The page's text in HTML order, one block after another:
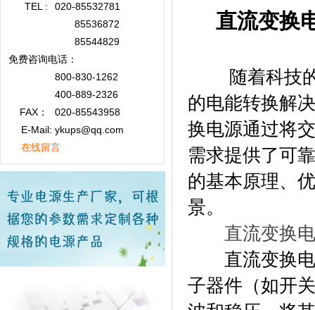
TEL :
020-85532781
85536872
85544829
免费咨询电话：
800-830-1262
400-889-2326
FAX：
020-85543958
E-Mail: ykups@qq.com
在线留言
直流变换
随着科技的
的电能转换解
换电源通过将
需求提供了可
的基本原理、
景。
直流变换
直流变换电
子器件（如开